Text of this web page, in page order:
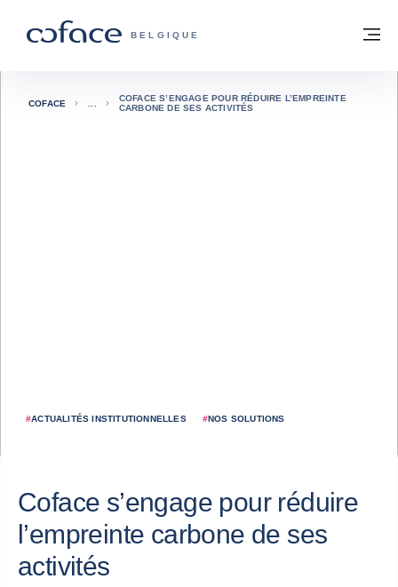
COFACE, FOR TRADE - PAGE
BELGIQUE
Retour à la page d'accueil
#ACTUALITÉS INSTITUTIONNELLES #NOS SOLUTIONS
COFACE
COFACE S’ENGAGE POUR RÉDUIRE L’EMPREINTE
CARBONE DE SES ACTIVITÉS
Coface s’engage pour réduire
l’empreinte carbone de ses
activités